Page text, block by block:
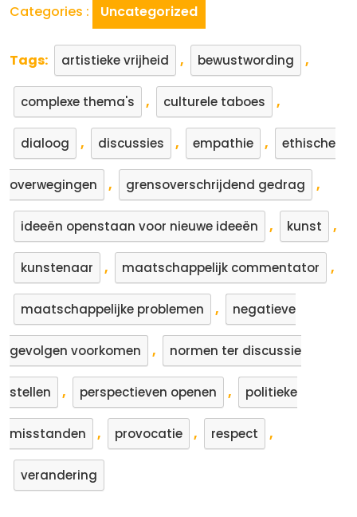
Categories : Uncategorized
Tags: artistieke vrijheid , bewustwording ,
complexe thema's , culturele taboes ,
dialoog , discussies , empathie , ethische
overwegingen , grensoverschrijdend gedrag ,
ideeën openstaan voor nieuwe ideeën , kunst ,
kunstenaar , maatschappelijk commentator ,
maatschappelijke problemen , negatieve
gevolgen voorkomen , normen ter discussie
stellen , perspectieven openen , politieke
misstanden , provocatie , respect ,
verandering